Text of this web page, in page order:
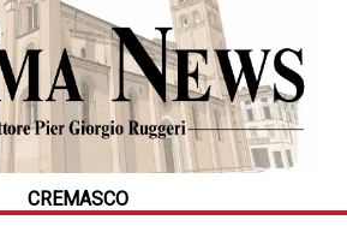
CREMASCO
HOME
CRONACA
POLITICA
LA FOTO
DAL TERRITORIO